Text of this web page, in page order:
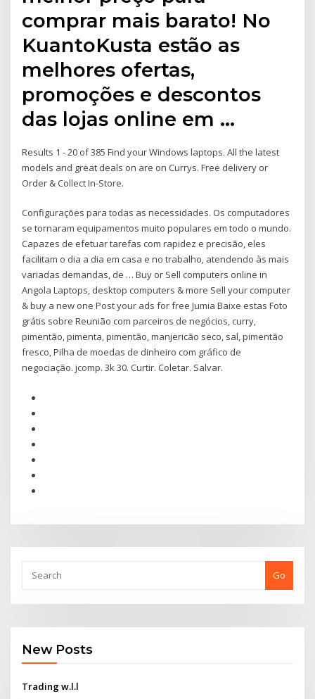
comprar mais barato! No
KuantoKusta estão as
melhores ofertas,
promoções e descontos
das lojas online em …
Results 1 - 20 of 385 Find your Windows laptops. All the latest
models and great deals on are on Currys. Free delivery or
Order & Collect In-Store.
Configurações para todas as necessidades. Os computadores
se tornaram equipamentos muito populares em todo o mundo.
Capazes de efetuar tarefas com rapidez e precisão, eles
facilitam o dia a dia em casa e no trabalho, atendendo às mais
variadas demandas, de … Buy or Sell computers online in
Angola Laptops, desktop computers & more Sell your computer
& buy a new one Post your ads for free Jumia Baixe estas Foto
grátis sobre Reunião com parceiros de negócios, curry,
pimentão, pimenta, pimentão, manjericão seco, sal, pimentão
fresco, Pilha de moedas de dinheiro com gráfico de
negociação. jcomp. 3k 30. Curtir. Coletar. Salvar.
Go
New Posts
Trading w.l.l